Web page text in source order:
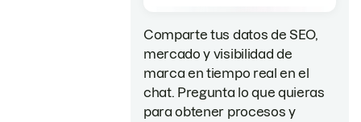
Comparte tus datos de SEO,
mercado y visibilidad de
marca en tiempo real en el
chat. Pregunta lo que quieras
para obtener procesos y